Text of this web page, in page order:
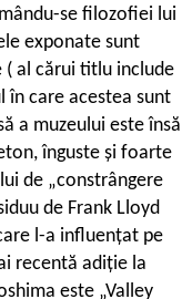
se filozofiei lui
exponate sunt
al cărui titlu include
în care acestea sunt
a muzeului este însă
înguste și foarte
de „constrângere
de Frank Lloyd
l-a influențat pe
recentă adiție la
este „Valley